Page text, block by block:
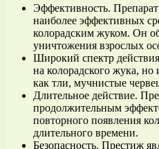
Эффективность.
наиболее эффективных
колорадским жуком. Он
уничтожения взрослых
Широкий спектр
на колорадского жука, но
как тли, мучнистые
Длительное действие.
продолжительным
повторного появления
длительного времени.
Безопасность. Престиж